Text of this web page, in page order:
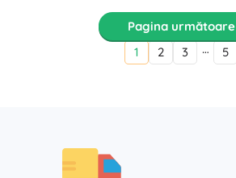
Pagina următoare
1
2 3 … 5